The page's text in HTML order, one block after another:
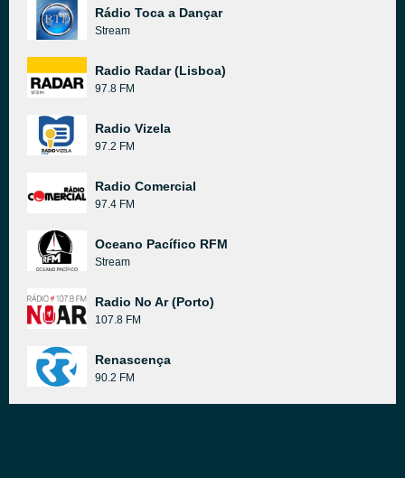
Rádio Toca a Dançar
Stream
Radio Radar (Lisboa)
97.8 FM
Radio Vizela
97.2 FM
Radio Comercial
97.4 FM
Oceano Pacífico RFM
Stream
Radio No Ar (Porto)
107.8 FM
Renascença
90.2 FM